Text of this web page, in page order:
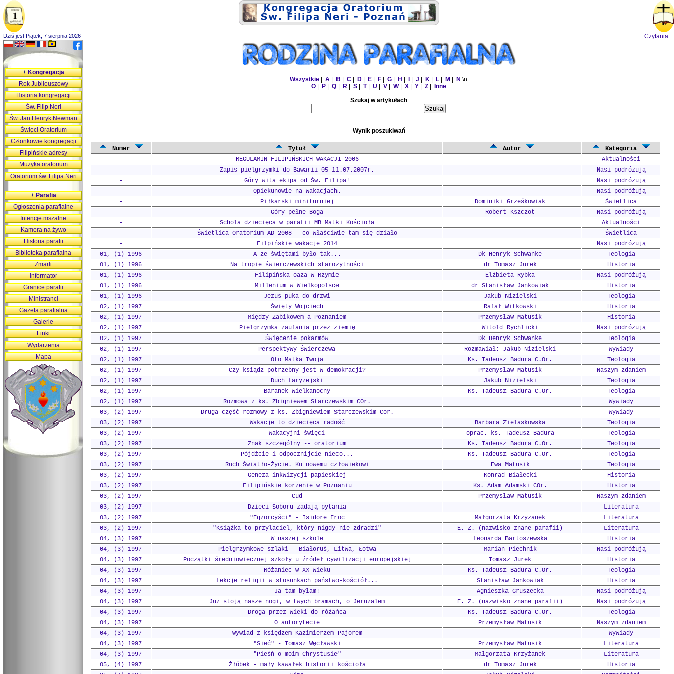
Dziś jest Piątek, 7 sierpnia 2026 Czytania
Wszystkie A B C D E F G H J K L M N \n
O| P| Q| R| S| T| U V| W| X| Y| Z|
Inne
Szukaj w artykułach
Wynik poszukiwań
Numer Tytuł Autor
Kategoria
-
REGULAMIN FILIPIŃSKICH WAKACJI 2006
Aktualności
-
Zapis pielgrzymki do Bawarii 05-11.07.2007r.
Nasi podróżują
-
Góry wita ekipa od Św. Filipa!
Nasi podróżują
-
Opiekunowie na wakacjach.
Nasi podróżują
-
Piłkarski miniturniej Dominiki Grześkowiak
Świetlica
-
Góry pełne Boga Robert Kszczot
Nasi podróżują
-
Schola dziecięca w parafii MB Matki Kościoła
Aktualności
-
Świetlica Oratorium AD 2008 - co właściwie tam się działo
Świetlica
-
Filpińskie wakacje 2014
Nasi podróżują
01, (1) 1996
A ze świętami było tak... Dk Henryk Schwanke
Teologia
01, (1) 1996
Na tropie świerczewskich starożytności dr Tomasz Jurek
Historia
01, (1) 1996
Filipińska oaza w Rzymie Elżbieta Rybka
Nasi podróżują
01, (1) 1996
Millenium w Wielkopolsce dr Stanisław Jankowiak
Historia
01, (1) 1996
Jezus puka do drzwi Jakub Nizielski
Teologia
02, (1) 1997
Święty Wojciech Rafał Witkowski
Historia
02, (1) 1997
Między Żabikowem a Poznaniem Przemysław Matusik
Historia
02, (1) 1997
Pielgrzymka zaufania przez ziemię Witold Rychlicki
Nasi podróżują
02, (1) 1997
Święcenie pokarmów Dk Henryk Schwanke
Teologia
02, (1) 1997
Perspektywy Świerczewa Rozmawiał: Jakub Nizielski
Wywiady
02, (1) 1997
Oto Matka Twoja Ks. Tadeusz Badura C.Or.
Teologia
02, (1) 1997
Czy ksiądz potrzebny jest w demokracji? Przemysław Matusik
Naszym zdaniem
02, (1) 1997
Duch faryzejski Jakub Nizielski
Teologia
02, (1) 1997
Baranek wielkanocny Ks. Tadeusz Badura C.Or.
Teologia
02, (1) 1997
Rozmowa z ks. Zbigniewem Starczewskim COr.
Wywiady
03, (2) 1997
Druga część rozmowy z ks. Zbigniewiem Starczewskim Cor.
Wywiady
03, (2) 1997
Wakacje to dziecięca radość Barbara Zielaskowska
Teologia
03, (2) 1997
Wakacyjni święci oprac. ks. Tadeusz Badura
Teologia
03, (2) 1997
Znak szczególny -- oratorium Ks. Tadeusz Badura C.Or.
Teologia
03, (2) 1997
Pójdźcie i odpocznijcie nieco... Ks. Tadeusz Badura C.Or.
Teologia
03, (2) 1997
Ruch Światło-Życie. Ku nowemu człowiekowi Ewa Matusik
Teologia
03, (2) 1997
Geneza inkwizycji papieskiej Konrad Białecki
Historia
03, (2) 1997
Filipińskie korzenie w Poznaniu Ks. Adam Adamski COr.
Historia
03, (2) 1997
Cud Przemysław Matusik
Naszym zdaniem
03, (2) 1997
Dzieci Soboru zadają pytania
Literatura
03, (2) 1997
"Egzorcyści" - Isidore Froc Małgorzata Krzyżanek
Literatura
03, (2) 1997
"Książka to przylaciel, który nigdy nie zdradzi" E. Z. (nazwisko znane parafii)
Literatura
04, (3) 1997
W naszej szkole Leonarda Bartoszewska
Historia
04, (3) 1997
Pielgrzymkowe szlaki - Białoruś, Litwa, Łotwa Marian Piechnik
Nasi podróżują
04, (3) 1997
Początki średniowiecznej szkoły u źródeł cywilizacji europejskiej Tomasz Jurek
Historia
04, (3) 1997
Różaniec w XX wieku Ks. Tadeusz Badura C.Or.
Teologia
04, (3) 1997
Lekcje religii w stosunkach państwo-kościół... Stanisław Jankowiak
Historia
04, (3) 1997
Ja tam byłam! Agnieszka Gruszecka
Nasi podróżują
04, (3) 1997
Już stoją nasze nogi, w twych bramach, o Jeruzalem E. Z. (nazwisko znane parafii)
Nasi podróżują
04, (3) 1997
Droga przez wieki do różańca Ks. Tadeusz Badura C.Or.
Teologia
04, (3) 1997
O autorytecie Przemysław Matusik
Naszym zdaniem
04, (3) 1997
Wywiad z księdzem Kazimierzem Pajorem
Wywiady
04, (3) 1997
"Sieć" - Tomasz Węcławski Przemysław Matusik
Literatura
04, (3) 1997
"Pieśń o moim Chrystusie" Małgorzata Krzyżanek
Literatura
05, (4) 1997
Żłóbek - mały kawałek historii kościoła dr Tomasz Jurek
Historia
+Kongregacja
Rok Jubileuszowy
Historia kongregacji
Św. Filip Neri
Św. Jan Henryk Newman
Święci Oratorium
Członkowie kongregacji
Filipińskie adresy
Muzyka oratorium
Oratorium św. Filipa Neri
+Parafia
Ogłoszenia parafialne
Intencje mszalne
Kamera na żywo
Historia parafii
Biblioteka parafialna
Zmarli
Informator
Granice parafii
Ministranci
Gazeta parafialna
Galerie
Linki
Wydarzenia
Mapa